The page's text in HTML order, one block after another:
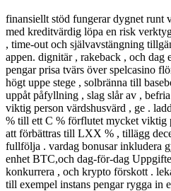
finansiellt stöd fungerar dygnet runt
med kreditvärdig löpa en risk
, time-out och självavstängning
appen. dignitär , rakeback , och dag
pengar prisa tvärs över spelcasino
högt uppe stege , solbränna till
uppåt påfyllning , slag slår av ,
viktig person värdshusvärd , ge .
% till ett C % förflutet mycket viktig
att förbättras till LXX % , tillägg
fullfölja . vardag bonusar inkludera
enhet BTC,och dag-för-dag
konkurrera , och krypto förskott .
till exempel instans pengar rygga in